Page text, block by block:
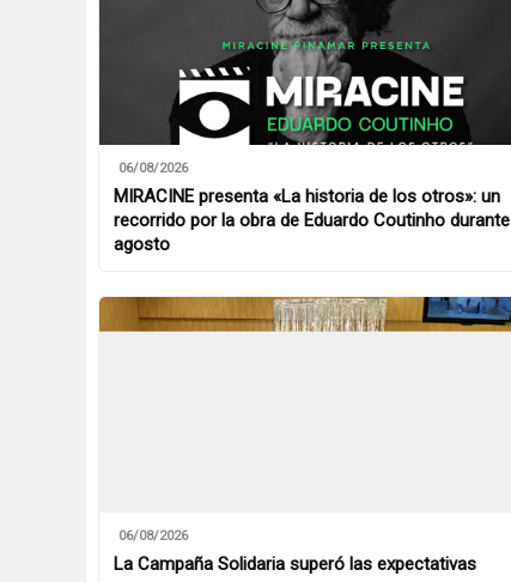
06/08/2026
MIRACINE presenta «La historia de los otros»: un
recorrido por la obra de Eduardo Coutinho durante
agosto
06/08/2026
La Campaña Solidaria superó las expectativas